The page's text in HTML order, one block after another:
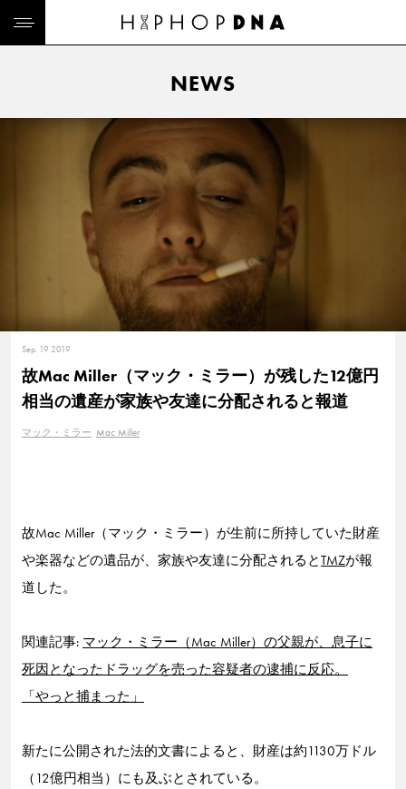
NEWS
Sep. 19 2019
故Mac Miller（マック・ミラー）が残した12億円
相当の遺産が家族や友達に分配されると報道
マック・ミラー Mac Miller
故Mac Miller（マック・ミラー）が生前に所持していた財産
や楽器などの遺品が、家族や友達に分配されるとTMZが報
道した。
関連記事: マック・ミラー（Mac Miller）の父親が、息子に
死因となったドラッグを売った容疑者の逮捕に反応。
「やっと捕まった」
新たに公開された法的文書によると、財産は約1130万ドル
（12億円相当）にも及ぶとされている。